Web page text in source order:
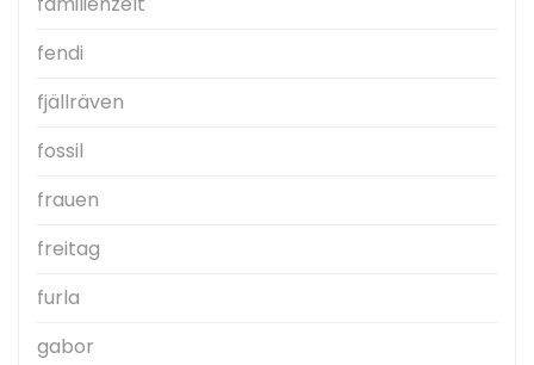
fendi
fjällräven
fossil
frauen
freitag
furla
gabor